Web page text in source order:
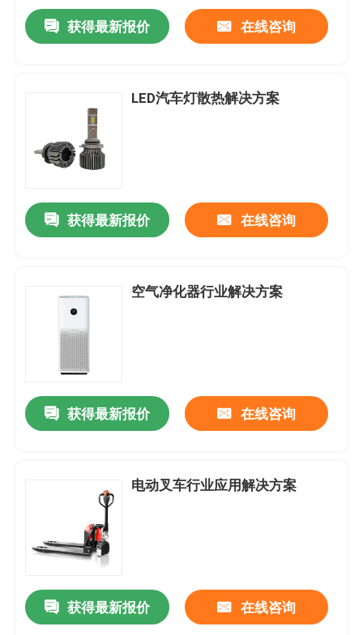
获得最新报价 在线咨询
LED汽车灯散热解决方案
获得最新报价 在线咨询
空气净化器行业解决方案
获得最新报价 在线咨询
电动叉车行业应用解决方案
获得最新报价 在线咨询